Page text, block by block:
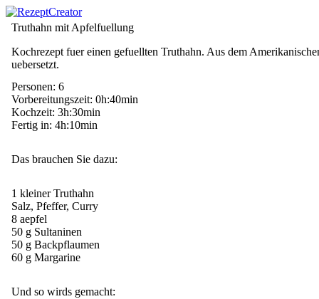
Truthahn mit Apfelfuellung
Kochrezept fuer einen gefuellten Truthahn. Aus dem
uebersetzt.
Personen: 6
Vorbereitungszeit: 0h:40min
Kochzeit: 3h:30min
Fertig in: 4h:10min
Das brauchen Sie dazu:
1 kleiner Truthahn
Salz, Pfeffer, Curry
8 aepfel
50 g Sultaninen
50 g Backpflaumen
60 g Margarine
Und so wirds gemacht: